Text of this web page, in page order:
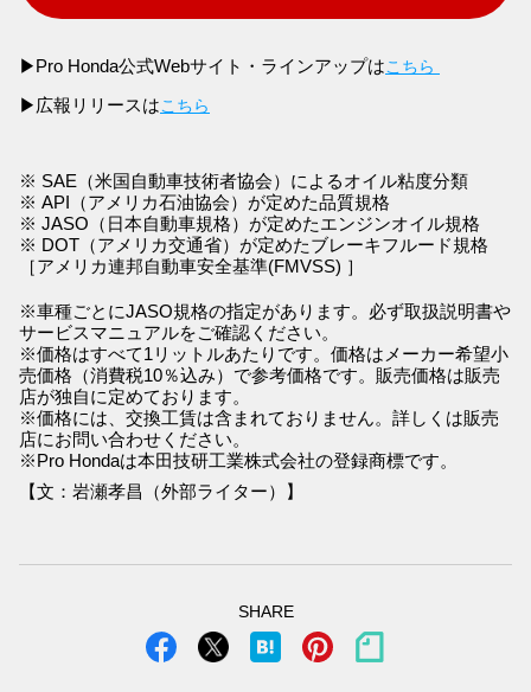
▶Pro Honda公式Webサイト・ラインアップはこちら
▶広報リリースはこちら
※ SAE（米国自動車技術者協会）によるオイル粘度分類
※ API（アメリカ石油協会）が定めた品質規格
※ JASO（日本自動車規格）が定めたエンジンオイル規格
※ DOT（アメリカ交通省）が定めたブレーキフルード規格
［アメリカ連邦自動車安全基準(FMVSS) ］
※車種ごとにJASO規格の指定があります。必ず取扱説明書や
サービスマニュアルをご確認ください。
※価格はすべて1リットルあたりです。価格はメーカー希望小
売価格（消費税10％込み）で参考価格です。販売価格は販売
店が独自に定めております。
※価格には、交換工賃は含まれておりません。詳しくは販売
店にお問い合わせください。
※Pro Hondaは本田技研工業株式会社の登録商標です。
【文：岩瀬孝昌（外部ライター）】
SHARE